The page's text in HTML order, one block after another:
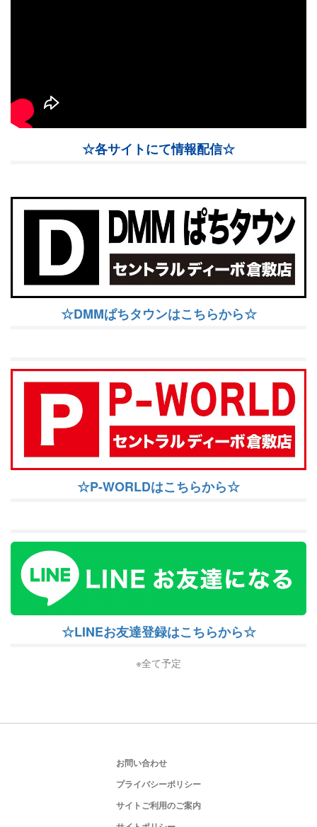
☆各サイトにて情報配信☆
☆DMMぱちタウンはこちらから☆
☆P-WORLDはこちらから☆
☆LINEお友達登録はこちらから☆
※全て予定
お問い合わせ
プライバシーポリシー
サイトご利用のご案内